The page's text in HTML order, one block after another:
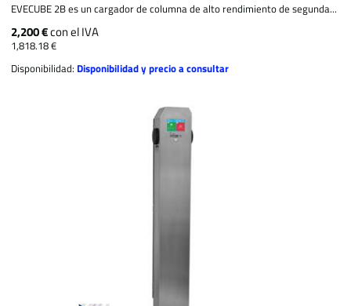
EVECUBE 2B es un cargador de columna de alto rendimiento de segunda...
2,200 €con el IVA
1,818.18 €
Disponibilidad: Disponibilidad y precio a consultar